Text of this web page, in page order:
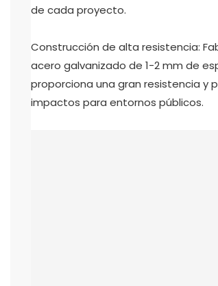
de cada proyecto.
Construcción de alta resistencia:
acero galvanizado de 1-2 mm de
proporciona una gran resistencia y
impactos para entornos públicos.